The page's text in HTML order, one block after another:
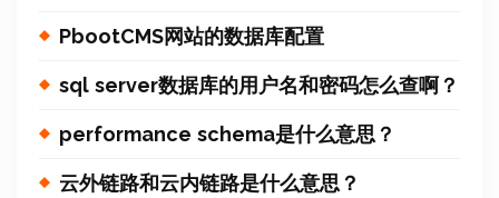
PbootCMS网站的数据库配置
sql server数据库的用户名和密码怎么查啊？
performance schema是什么意思？
云外链路和云内链路是什么意思？